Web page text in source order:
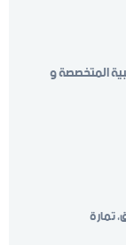
المتخصصة و